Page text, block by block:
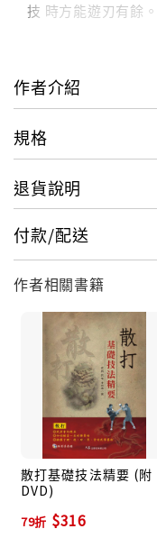
技 時方能遊刃有餘。
作者介紹
規格
退貨說明
付款/配送
作者相關書籍
散打基礎技法精要 (附
DVD)
79折 $316